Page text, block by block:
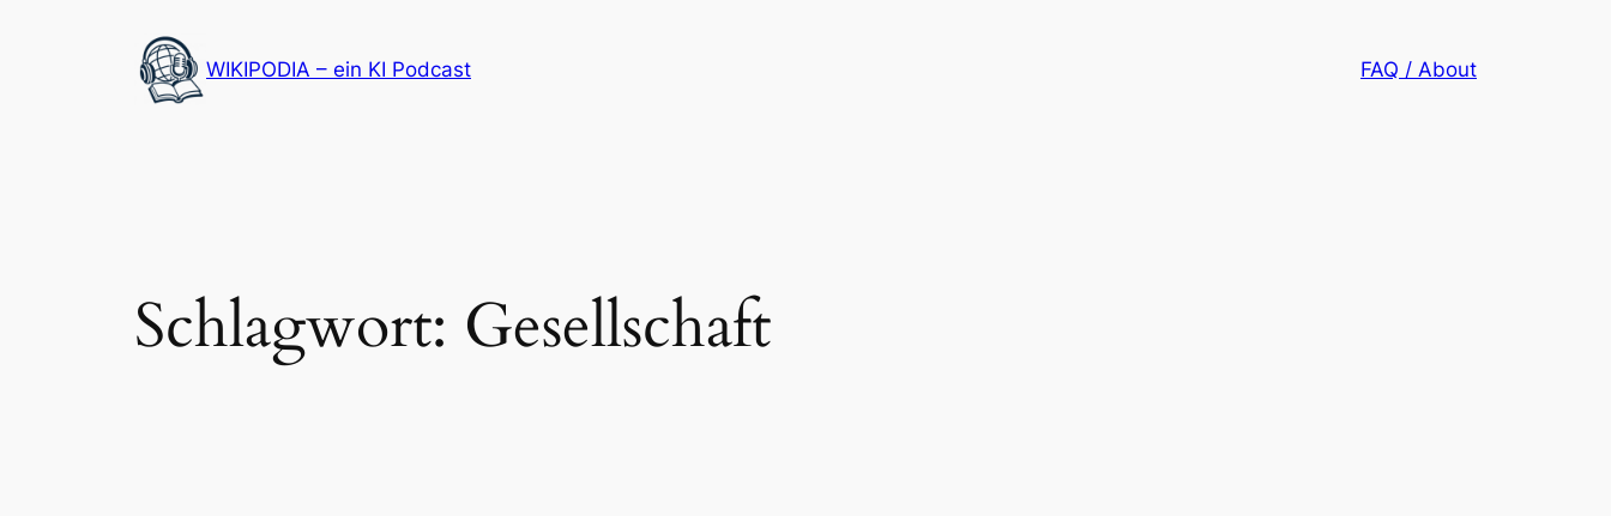
WIKIPODIA – ein KI Podcast FAQ / About
Schlagwort: Gesellschaft